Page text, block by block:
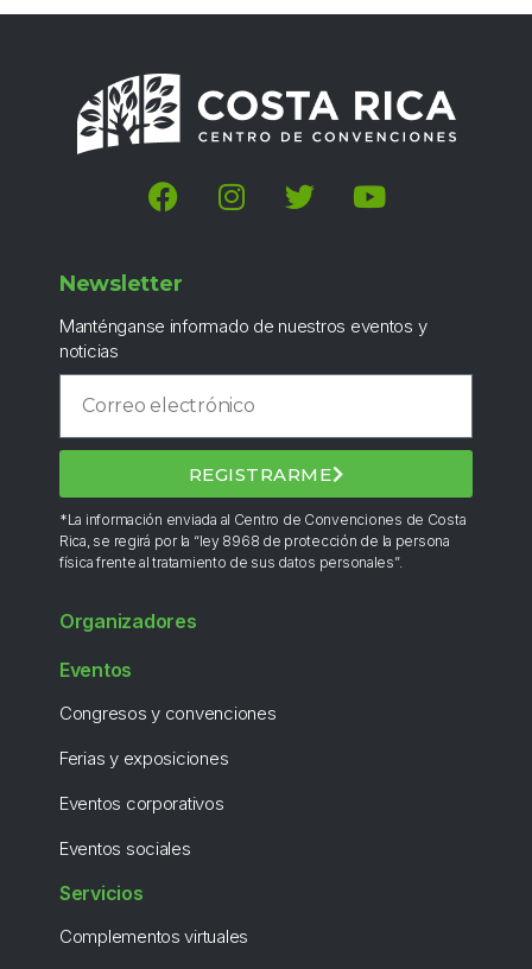
Newsletter
Manténganse informado de nuestros eventos y
noticias
REGISTRARME
*La información enviada al Centro de Convenciones de Costa
Rica, se regirá por la “ley 8968 de protección de la persona
física frente al tratamiento de sus datos personales”.
Organizadores
Eventos
Congresos y convenciones
Ferias y exposiciones
Eventos corporativos
Eventos sociales
Servicios
Complementos virtuales